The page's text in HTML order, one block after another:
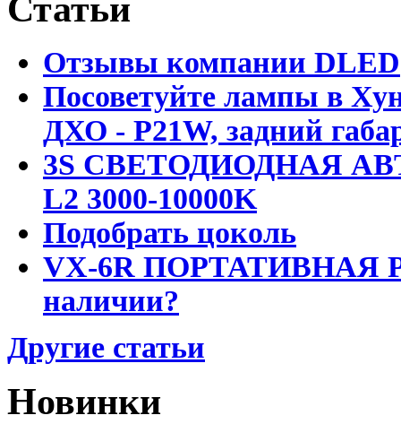
Статьи
Отзывы компании DLED
Посоветуйте лампы в
ДХО - P21W, задний
3S СВЕТОДИОДНАЯ
L2 3000-10000K
Подобрать цоколь
VX-6R ПОРТАТИВНАЯ
наличии?
Другие статьи
Новинки